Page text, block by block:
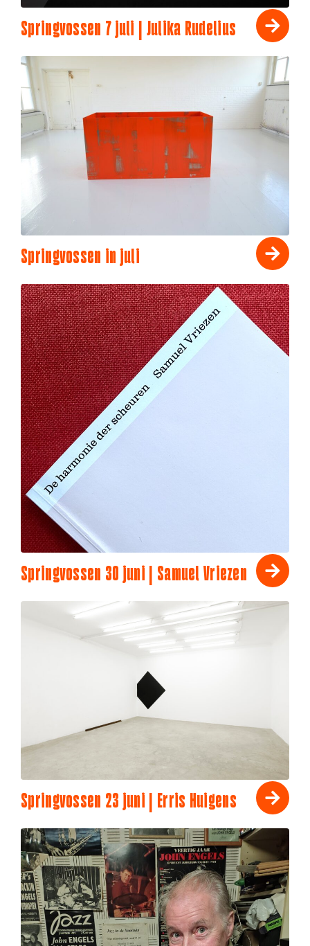
Springvossen 7 juli | Julika Rudelius
Springvossen in juli
Springvossen 30 juni | Samuel Vriezen
Springvossen 23 juni | Erris Huigens